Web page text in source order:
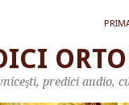
predici audio,